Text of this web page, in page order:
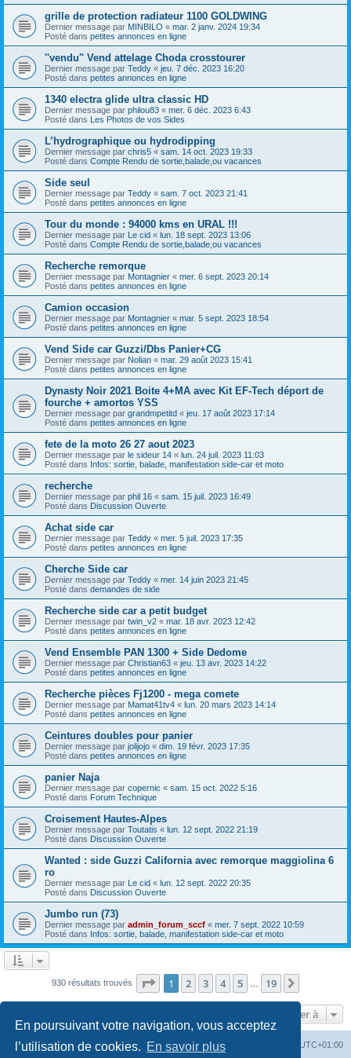
En poursuivant votre navigation, vous acceptez
l’utilisation de cookies. En savoir plus
grille de protection radiateur 1100 GOLDWING
Dernier message par MINBILO « mar. 2 janv. 2024 19:34
Posté dans petites annonces en ligne
''vendu'' Vend attelage Choda crosstourer
Dernier message par Teddy « jeu. 7 déc. 2023 16:20
Posté dans petites annonces en ligne
1340 electra glide ultra classic HD
Dernier message par philou83 « mer. 6 déc. 2023 6:43
Posté dans Les Photos de vos Sides
L’hydrographique ou hydrodipping
Dernier message par chris5 « sam. 14 oct. 2023 19:33
Posté dans Compte Rendu de sortie,balade,ou vacances
Side seul
Dernier message par Teddy « sam. 7 oct. 2023 21:41
Posté dans petites annonces en ligne
Tour du monde : 94000 kms en URAL !!!
Dernier message par Le cid « lun. 18 sept. 2023 13:06
Posté dans Compte Rendu de sortie,balade,ou vacances
Recherche remorque
Dernier message par Montagnier « mer. 6 sept. 2023 20:14
Posté dans petites annonces en ligne
Camion occasion
Dernier message par Montagnier « mar. 5 sept. 2023 18:54
Posté dans petites annonces en ligne
Vend Side car Guzzi/Dbs Panier+CG
Dernier message par Nolian « mar. 29 août 2023 15:41
Posté dans petites annonces en ligne
Dynasty Noir 2021 Boite 4+MA avec Kit EF-Tech déport de
fourche + amortos YSS
Dernier message par grandmpetitd « jeu. 17 août 2023 17:14
Posté dans petites annonces en ligne
fete de la moto 26 27 aout 2023
Dernier message par le sideur 14 « lun. 24 juil. 2023 11:03
Posté dans Infos: sortie, balade, manifestation side-car et moto
recherche
Dernier message par phil 16 « sam. 15 juil. 2023 16:49
Posté dans Discussion Ouverte
Achat side car
Dernier message par Teddy « mer. 5 juil. 2023 17:35
Posté dans petites annonces en ligne
Cherche Side car
Dernier message par Teddy « mer. 14 juin 2023 21:45
Posté dans demandes de side
Recherche side car a petit budget
Dernier message par twin_v2 « mar. 18 avr. 2023 12:42
Posté dans petites annonces en ligne
Vend Ensemble PAN 1300 + Side Dedome
Dernier message par Christian63 « jeu. 13 avr. 2023 14:22
Posté dans petites annonces en ligne
Recherche pièces Fj1200 - mega comete
Dernier message par Mamat41tv4 « lun. 20 mars 2023 14:14
Posté dans petites annonces en ligne
Ceintures doubles pour panier
Dernier message par jolijojo « dim. 19 févr. 2023 17:35
Posté dans petites annonces en ligne
panier Naja
Dernier message par copernic « sam. 15 oct. 2022 5:16
Posté dans Forum Technique
Croisement Hautes-Alpes
Dernier message par Toutatis « lun. 12 sept. 2022 21:19
Posté dans Discussion Ouverte
Wanted : side Guzzi California avec remorque maggiolina 6
ro
Dernier message par Le cid « lun. 12 sept. 2022 20:35
Posté dans Discussion Ouverte
Jumbo run (73)
Dernier message par admin_forum_sccf « mer. 7 sept. 2022 10:59
Posté dans Infos: sortie, balade, manifestation side-car et moto
930 résultats trouvés Page 1sur19
1 2 3 4 5 19
Aller à
Index du forum UTC+01:00